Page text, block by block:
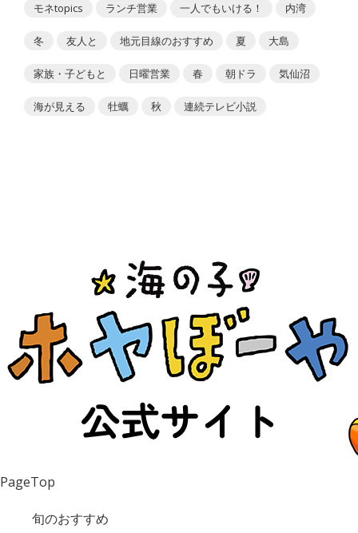
モネtopics ランチ営業 一人でもいける！ 内湾
冬 友人と 地元目線のおすすめ 夏 大島
家族・子どもと 日曜営業 春 朝ドラ 気仙沼
海が見える 牡蠣 秋 連続テレビ小説
PageTop
旬のおすすめ